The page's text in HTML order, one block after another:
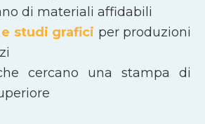
di materiali affidabili
studi grafici per produzioni
cercano una stampa di